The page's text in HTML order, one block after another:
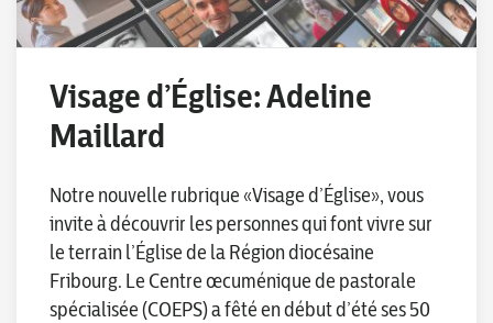
Visage d’Église: Adeline
Maillard
Notre nouvelle rubrique «Visage d’Église», vous
invite à découvrir les personnes qui font vivre sur
le terrain l’Église de la Région diocésaine
Fribourg. Le Centre œcuménique de pastorale
spécialisée (COEPS) a fêté en début d’été ses 50